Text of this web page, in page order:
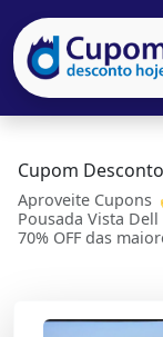
Cupom
Aproveite Cupons
Pousada Vista
70% OFF das